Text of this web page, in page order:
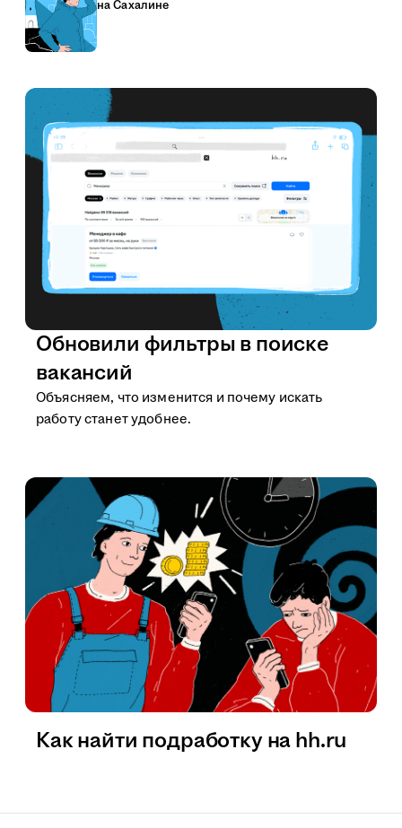
на Сахалине
Обновили фильтры в поиске
вакансий
Объясняем, что изменится и почему искать
работу станет удобнее.
Как найти подработку на hh.ru